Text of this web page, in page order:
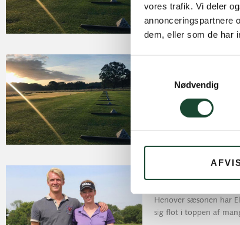
vores trafik. Vi deler
annonceringspartnere
dem, eller som de har
Samtykkevalg
Nødvendig
Læs mere »
Henover sæsonen har
sig flot i toppen af
5. august 2015
Henover sæsonen har
sig flot i toppen af